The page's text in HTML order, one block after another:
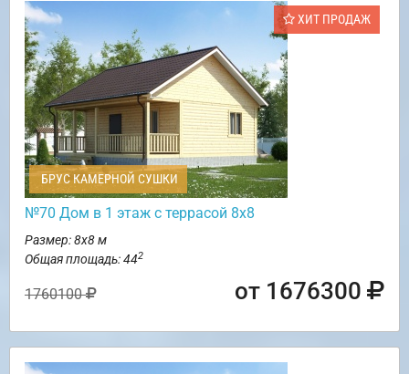
ХИТ ПРОДАЖ
БРУС КАМЕРНОЙ СУШКИ
№70 Дом в 1 этаж с террасой 8х8
Размер: 8х8 м
Общая площадь: 442
1760100 от 1676300